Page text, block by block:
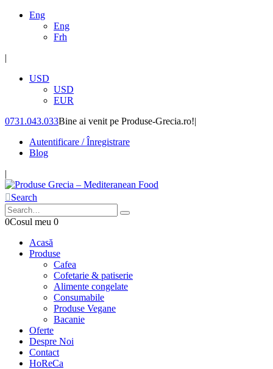
Eng
Eng
Frh
|
USD
USD
EUR
0731.043.033Bine ai venit pe Produse-Grecia.ro!|
Autentificare / Înregistrare
Blog
|
Search
0Cosul meu 0
Acasă
Produse
Cafea
Cofetarie & patiserie
Alimente congelate
Consumabile
Produse Vegane
Bacanie
Oferte
Despre Noi
Contact
HoReCa